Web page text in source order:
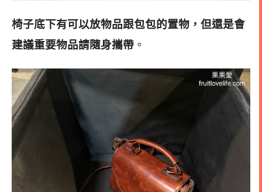
椅子底下有可以放物品跟包包的置物，但還是會
建議重要物品請隨身攜帶 。